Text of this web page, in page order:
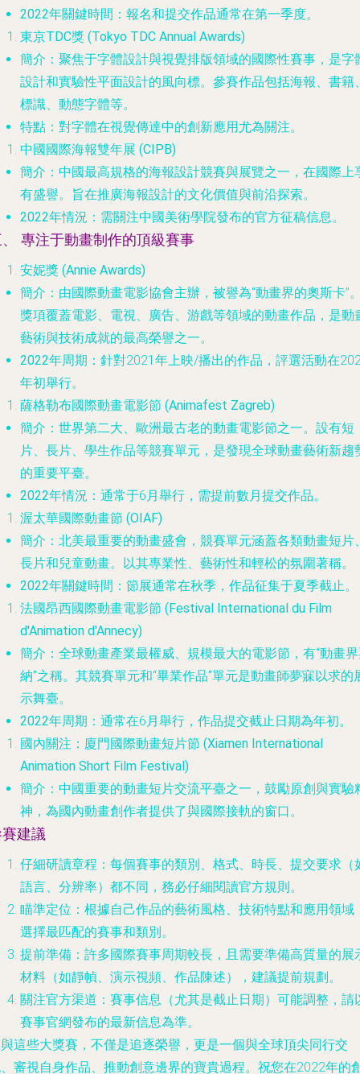
2022年關鍵時間 ：報名和提交作品通常在第一季度。
東京TDC獎 (Tokyo TDC Annual Awards)
簡介 ：聚焦于字體設計與視覺排版領域的國際性賽事，是字
設計和實驗性平面設計的風向標。參賽作品包括海報、書籍
標識、動態字體等。
特點 ：對字體在視覺傳達中的創新應用尤為關注。
中國國際海報雙年展 (CIPB)
簡介 ：中國最高規格的海報設計競賽與展覽之一，在國際上
有盛譽。旨在推廣海報設計的文化價值與前沿探索。
2022年情況 ：需關注中國美術學院發布的官方征稿信息。
專注于動畫制作的頂級賽事
安妮獎 (Annie Awards)
簡介 ：由國際動畫電影協會主辦，被譽為“動畫界的奧斯卡”
獎項覆蓋電影、電視、廣告、游戲等領域的動畫作品，是動
藝術與技術成就的最高榮譽之一。
2022年周期 ：針對2021年上映/播出的作品，評選活動在
年初舉行。
薩格勒布國際動畫電影節 (Animafest Zagreb)
簡介 ：世界第二大、歐洲最古老的動畫電影節之一。設有短
片、長片、學生作品等競賽單元，是發現全球動畫藝術新趨
的重要平臺。
2022年情況 ：通常于6月舉行，需提前數月提交作品。
渥太華國際動畫節 (OIAF)
簡介 ：北美最重要的動畫盛會，競賽單元涵蓋各類動畫短片
長片和兒童動畫。以其專業性、藝術性和輕松的氛圍著稱。
2022年關鍵時間 ：節展通常在秋季，作品征集于夏季截止。
法國昂西國際動畫電影節 (Festival International du Film
d'Animation d'Annecy)
簡介 ：全球動畫產業最權威、規模最大的電影節，有“動畫
納”之稱。其競賽單元和“畢業作品”單元是動畫師夢寐以求的
示舞臺。
2022年周期 ：通常在6月舉行，作品提交截止日期為年初。
國內關注：廈門國際動畫短片節 (Xiamen International
Animation Short Film Festival)
簡介 ：中國重要的動畫短片交流平臺之一，鼓勵原創與實驗
神，為國內動畫創作者提供了與國際接軌的窗口。
建議
仔細研讀章程 ：每個賽事的類別、格式、時長、提交要求（
語言、分辨率）都不同，務必仔細閱讀官方規則。
瞄準定位 ：根據自己作品的藝術風格、技術特點和應用領域
選擇最匹配的賽事和類別。
提前準備 ：許多國際賽事周期較長，且需要準備高質量的展
材料（如靜幀、演示視頻、作品陳述），建議提前規劃。
關注官方渠道 ：賽事信息（尤其是截止日期）可能調整，請
賽事官網發布的最新信息為準。
這些大獎賽，不僅是追逐榮譽，更是一個與全球頂尖同行交
審視自身作品、推動創意邊界的寶貴過程。祝您在2022年的